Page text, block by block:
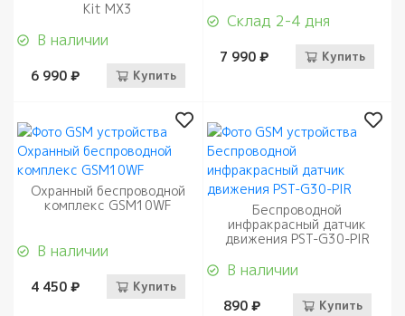
Kit MX3
В наличии
6 990 ₽ Купить
Склад 2-4 дня
7 990 ₽ Купить
Охранный беспроводной
комплекс GSM10WF
В наличии
4 450 ₽ Купить
Беспроводной
инфракрасный датчик
движения PST-G30-PIR
В наличии
890 ₽ Купить